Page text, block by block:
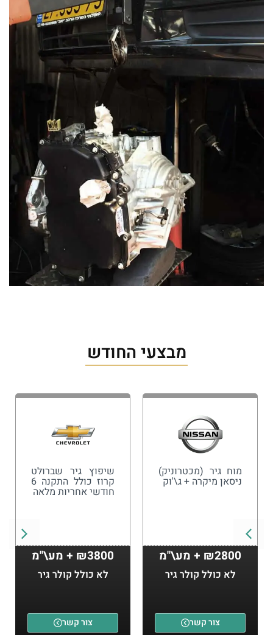
מבצעי החודש
מוח גיר (מכטרוניק)
ניסאן מיקרה + ג\'וק
₪2800 + מע\"מ
לא כולל קולר גיר
צור קשר
שיפוץ גיר שברולט
קרוז כולל התקנה 6
חודשי אחריות מלאה
₪3800 + מע\"מ
לא כולל קולר גיר
צור קשר